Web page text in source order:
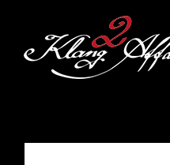
content